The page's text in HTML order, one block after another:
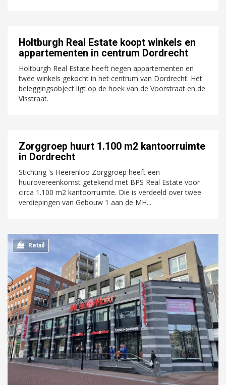
Holtburgh Real Estate koopt winkels en
appartementen in centrum Dordrecht
Holtburgh Real Estate heeft negen appartementen en
twee winkels gekocht in het centrum van Dordrecht. Het
beleggingsobject ligt op de hoek van de Voorstraat en de
Visstraat.
Zorggroep huurt 1.100 m2 kantoorruimte
in Dordrecht
Stichting 's Heerenloo Zorggroep heeft een
huurovereenkomst getekend met BPS Real Estate voor
circa 1.100 m2 kantoorruimte. Die is verdeeld over twee
verdiepingen van Gebouw 1 aan de MH...
Retail